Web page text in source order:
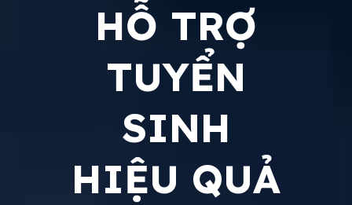
HỖ TRỢ
TUYỂN
SINH
HIỆU QUẢ